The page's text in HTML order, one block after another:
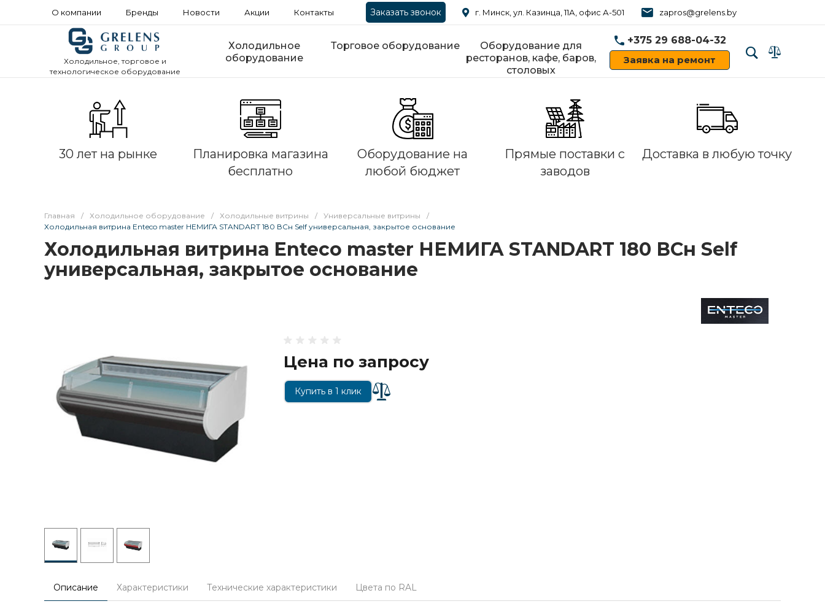
О компании Бренды Новости Акции Контакты Заказать звонок г. Минск, ул. Казинца, 11А, офис А-501 zapros@grelens.by
Холодильное, торговое и
технологическое оборудование
Холодильное
оборудование
Торговое оборудование
Оборудование для
ресторанов, кафе, баров,
столовых
+375 29 688-04-32
Заявка на ремонт
30 лет на рынке
Планировка магазина
бесплатно
Оборудование на
любой бюджет
Прямые поставки с
заводов
Доставка в любую точку
Главная / Холодильное оборудование / Холодильные витрины / Универсальные витрины
/
Холодильная витрина Enteco master НЕМИГА STANDART 180 ВСн Self универсальная, закрытое основание
Холодильная витрина Enteco master НЕМИГА STANDART 180 ВСн Self
универсальная, закрытое основание
Цена по запросу
Купить в 1 клик
Описание Характеристики Технические характеристики Цвета по RAL